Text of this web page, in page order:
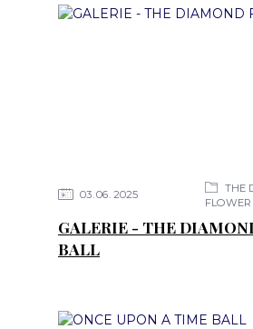
03 06 2025
THE
GALERIE - THE
BALL